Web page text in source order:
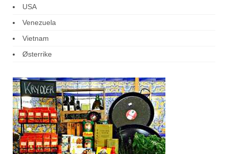
USA
Venezuela
Vietnam
Østerrike